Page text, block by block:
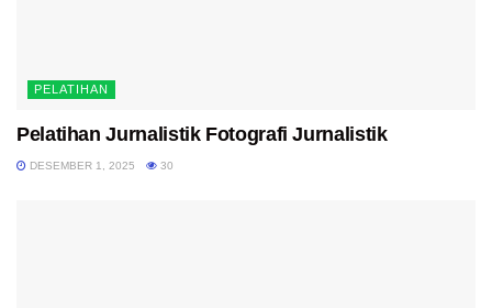
PELATIHAN
Pelatihan Jurnalistik Fotografi Jurnalistik
DESEMBER 1, 2025 30